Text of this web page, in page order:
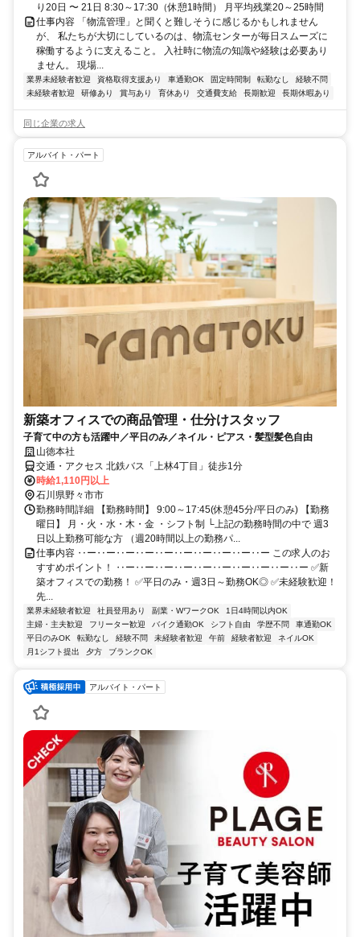
り20日 〜 21日 8:30～17:30（休憩1時間） 月平均残業20～25時間
仕事内容 「物流管理」と聞くと難しそうに感じるかもしれません
が、 私たちが大切にしているのは、物流センターが毎日スムーズに
稼働するように支えること。 入社時に物流の知識や経験は必要あり
ません。 現場...
業界未経験者歓迎 資格取得支援あり 車通勤OK 固定時間制 転勤なし
経験不問
未経験者歓迎
研修あり 賞与あり 育休あり 交通費支給 長期歓迎 長期休暇あり
同じ企業の求人
アルバイト・パート
新築オフィスでの商品管理・仕分けスタッフ
子育て中の方も活躍中／平日のみ／ネイル・ピアス・髪型髪色自由
山徳本社
交通・アクセス 北鉄バス「上林4丁目」徒歩1分
時給1,110円以上
石川県野々市市
勤務時間詳細 【勤務時間】 9:00～17:45(休憩45分/平日のみ) 【勤務
曜日】 月・火・水・木・金 ・シフト制 └上記の勤務時間の中で 週3
日以上勤務可能な方 （週20時間以上の勤務パ...
仕事内容 ‥ー‥ー‥ー‥ー‥ー‥ー‥ー‥ー‥ー‥ー この求人のお
すすめポイント！ ‥ー‥ー‥ー‥ー‥ー‥ー‥ー‥ー‥ー‥ー ✅新
築オフィスでの勤務！ ✅平日のみ・週3日～勤務OK◎ ✅未経験歓迎！
先...
業界未経験者歓迎 社員登用あり 副業・WワークOK
1日4時間以内OK
主婦・主夫歓迎
フリーター歓迎 バイク通勤OK シフト自由 学歴不問
車通勤OK
平日のみOK
転勤なし 経験不問 未経験者歓迎 午前 経験者歓迎
ネイルOK
月1シフト提出
夕方 ブランクOK
アルバイト・パート